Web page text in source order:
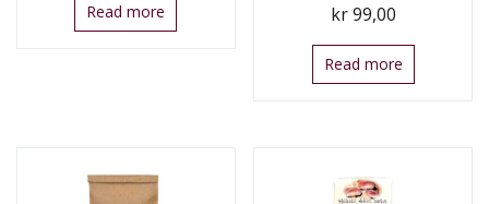
Read more kr99,00
Read more